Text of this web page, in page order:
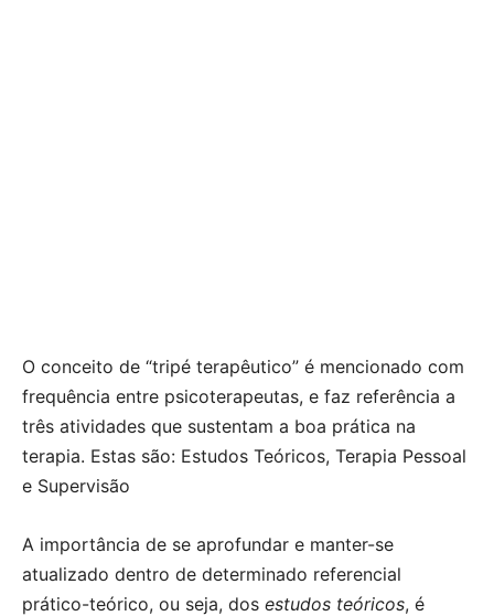
O conceito de “tripé terapêutico” é mencionado com
frequência entre psicoterapeutas, e faz referência a
três atividades que sustentam a boa prática na
terapia. Estas são: Estudos Teóricos, Terapia Pessoal
e Supervisão
A importância de se aprofundar e manter-se
atualizado dentro de determinado referencial
prático-teórico, ou seja, dos estudos teóricos, é